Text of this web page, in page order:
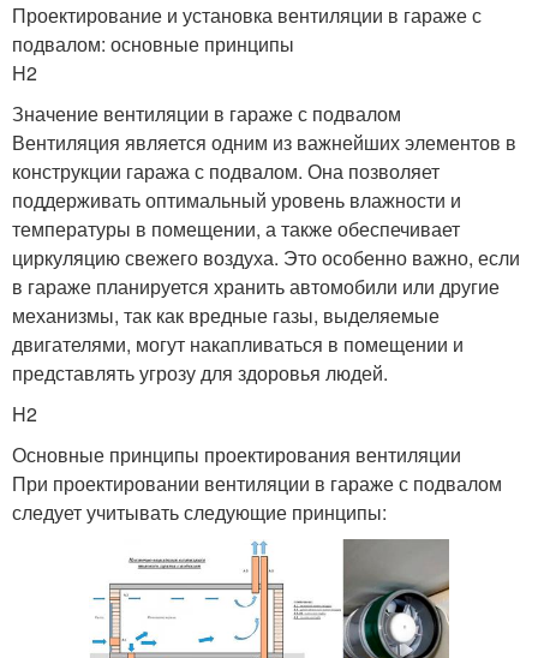
Проектирование и установка вентиляции в гараже с
подвалом: основные принципы
H2
Значение вентиляции в гараже с подвалом
Вентиляция является одним из важнейших элементов в
конструкции гаража с подвалом. Она позволяет
поддерживать оптимальный уровень влажности и
температуры в помещении, а также обеспечивает
циркуляцию свежего воздуха. Это особенно важно, если
в гараже планируется хранить автомобили или другие
механизмы, так как вредные газы, выделяемые
двигателями, могут накапливаться в помещении и
представлять угрозу для здоровья людей.
H2
Основные принципы проектирования вентиляции
При проектировании вентиляции в гараже с подвалом
следует учитывать следующие принципы: